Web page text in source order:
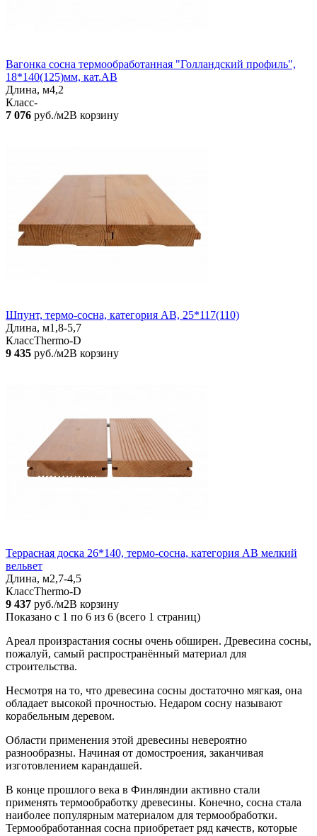
Вагонка сосна термообработанная "Голландский профиль",
18*140(125)мм, кат.АВ
Длина, м4,2
Класс-
7 076 руб./м2В корзину
Шпунт, термо-сосна, категория АВ, 25*117(110)
Длина, м1,8-5,7
КлассThermo-D
9 435 руб./м2В корзину
Террасная доска 26*140, термо-сосна, категория AB мелкий
вельвет
Длина, м2,7-4,5
КлассThermo-D
9 437 руб./м2В корзину
Показано с 1 по 6 из 6 (всего 1 страниц)
Ареал произрастания сосны очень обширен. Древесина сосны,
пожалуй, самый распространённый материал для
строительства.
Несмотря на то, что древесина сосны достаточно мягкая, она
обладает высокой прочностью. Недаром сосну называют
корабельным деревом.
Области применения этой древесины невероятно
разнообразны. Начиная от домостроения, заканчивая
изготовлением карандашей.
В конце прошлого века в Финляндии активно стали
применять термообработку древесины. Конечно, сосна стала
наиболее популярным материалом для термообработки.
Термообработанная сосна приобретает ряд качеств, которые